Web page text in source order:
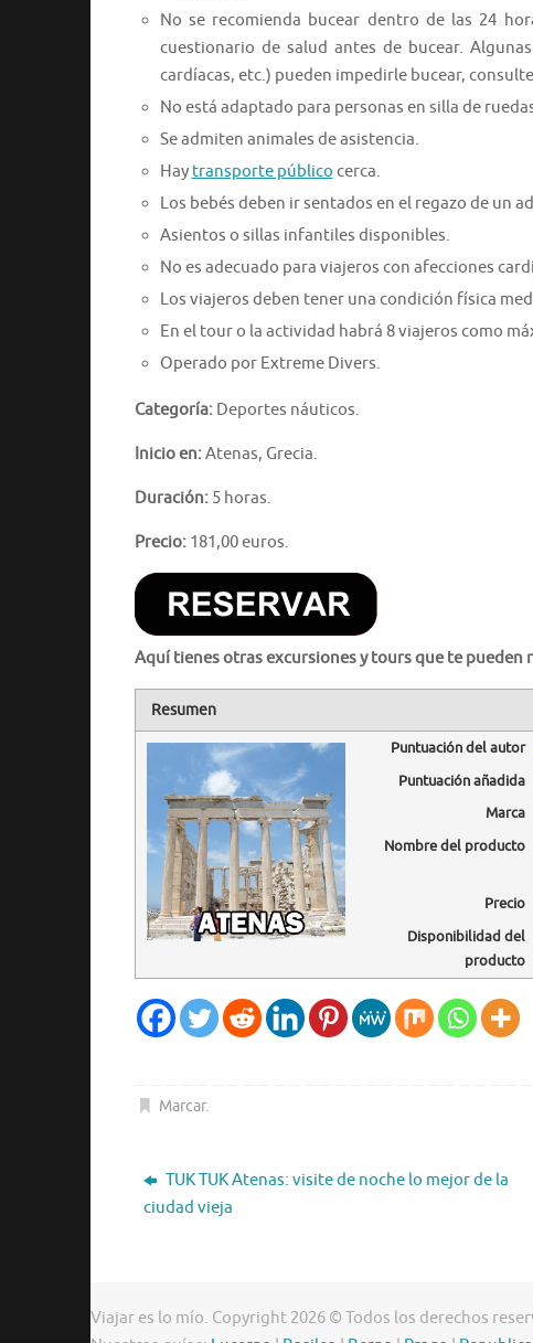
No se recomienda bucear dentro de las 24
cuestionario de salud antes de bucear.
cardíacas, etc.) pueden impedirle bucear,
No está adaptado para personas en silla de
Se admiten animales de asistencia.
Hay transporte público cerca.
Los bebés deben ir sentados en el regazo de un
Asientos o sillas infantiles disponibles.
No es adecuado para viajeros con afecciones
Los viajeros deben tener una condición física
En el tour o la actividad habrá 8 viajeros como
Operado por Extreme Divers.
Categoría: Deportes náuticos.
Inicio en:Atenas, Grecia.
Duración: 5 horas.
Precio: 181,00 euros.
Aquí tienes otras excursiones y tours que te pueden
Resumen
Puntuación del autor
Puntuación añadida
Marca
Nombre del producto
Precio
Disponibilidad del
producto
Marcar.
TUK TUK Atenas: visite de noche lo mejor de la
ciudad vieja
Viajar es lo mío. Copyright 2026 © Todos los derechos